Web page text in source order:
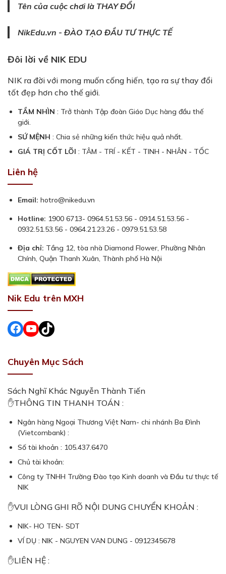
Tên của cuộc chơi là THAY ĐỔI
NikEdu.vn - ĐÀO TẠO ĐẦU TƯ THỰC TẾ
Đôi lời về NIK EDU
NIK ra đời với mong muốn cống hiến, tạo ra sự thay đổi
tốt đẹp hơn cho thế giới.
TẦM NHÌN : Trở thành Tập đoàn Giáo Dục hàng đầu thế
giới.
SỨ MỆNH : Chia sẻ những kiến thức hiệu quả nhất.
GIÁ TRỊ CỐT LÕI : TÂM - TRÍ - KẾT - TINH - NHÂN - TỐC
Liên hệ
Email: hotro@nikedu.vn
Hotline: 1900 6713- 0964.51.53.56 - 0914.51.53.56 -
0932.51.53.56 - 0964.21.23.26 - 0979.51.53.58
Địa chỉ: Tầng 12, tòa nhà Diamond Flower, Phường Nhân
Chính, Quận Thanh Xuân, Thành phố Hà Nội
Nik Edu trên MXH
Facebook # #
Chuyên Mục Sách
Sách Nghĩ Khác Nguyễn Thành Tiến
✋THÔNG TIN THANH TOÁN :
Ngân hàng Ngoại Thương Việt Nam- chi nhánh Ba Đình
(Vietcombank) :
Số tài khoản : 105.437.6470
Chủ tài khoản:
Công ty TNHH Trường Đào tạo Kinh doanh và Đầu tư thực tế
NIK
✋VUI LÒNG GHI RÕ NỘI DUNG CHUYỂN KHOẢN :
NIK- HO TEN- SDT
VÍ DỤ : NIK - NGUYEN VAN DUNG - 0912345678
✋LIÊN HỆ :